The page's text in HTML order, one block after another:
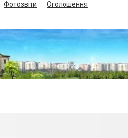
Фотозвіти
Оголошення